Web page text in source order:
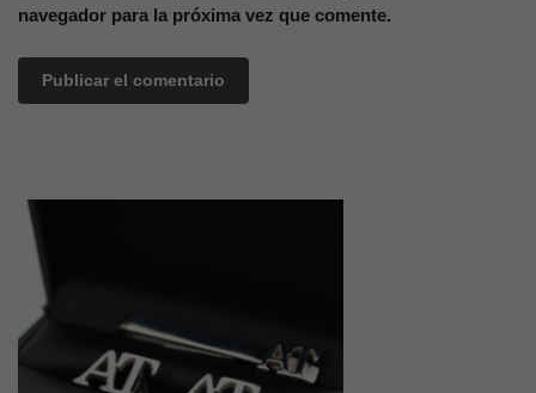
navegador para la próxima vez que comente.